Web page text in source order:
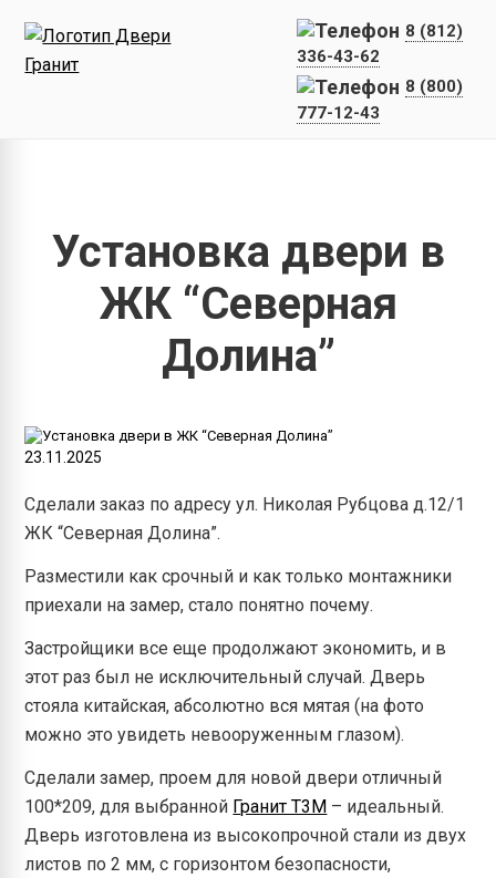
8 (812)
336-43-62
8 (800)
777-12-43
Установка двери в ЖК “Северная
Установка двери в
ЖК “Северная
Долина”
23.11.2025
Сделали заказ по адресу ул. Николая Рубцова д.12/1
ЖК “Северная Долина”.
Разместили как срочный и как только монтажники
приехали на замер, стало понятно почему.
Застройщики все еще продолжают экономить, и в
этот раз был не исключительный случай. Дверь
стояла китайская, абсолютно вся мятая (на фото
можно это увидеть невооруженным глазом).
Сделали замер, проем для новой двери отличный
100*209, для выбранной Гранит Т3М – идеальный.
Дверь изготовлена из высокопрочной стали из двух
листов по 2 мм, с горизонтом безопасности,